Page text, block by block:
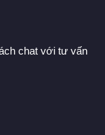
chat với tư vấn